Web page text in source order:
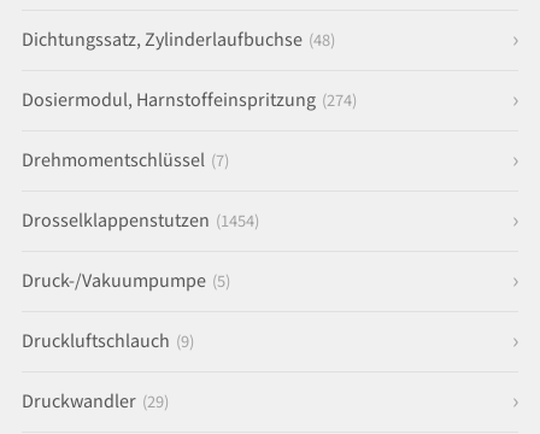
Dichtungssatz, Zylinderlaufbuchse (48)
Dosiermodul, Harnstoffeinspritzung (274)
Drehmomentschlüssel (7)
Drosselklappenstutzen (1454)
Druck-/Vakuumpumpe (5)
Druckluftschlauch (9)
Druckwandler (29)